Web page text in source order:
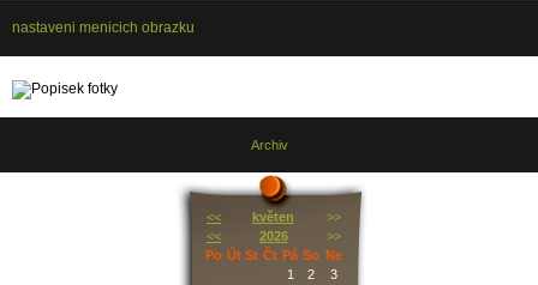
nastaveni menicich obrazku
Archiv
<< květen
>>
<<
2026
>>
Po Út St Čt Pá So Ne
1
2 3